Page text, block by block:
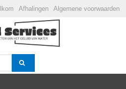
Afhalingen Algemene voorwaarden